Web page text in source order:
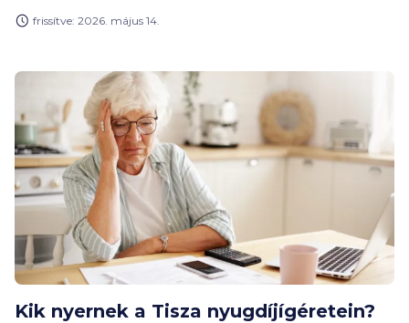
jelentősen befolyásolja a felnőttkori pénzügyi
éppen a cselekvésig még kevesen jutnak el.
frissítve: 2026. május 14.
Kik nyernek a Tisza nyugdíjígéretein?